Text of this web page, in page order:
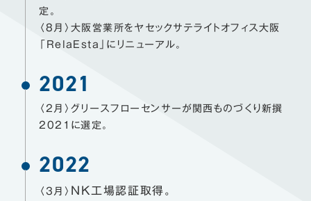
定。
〈8月〉大阪営業所をヤセックサテライトオフィス大阪
「RelaEsta」にリニューアル。
2021
〈2月〉グリースフローセンサーが関西ものづくり新撰
2021に選定。
2022
〈3月〉 NK工場認証取得。